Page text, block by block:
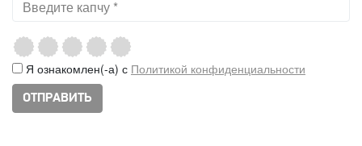
Я ознакомлен(-а) с Политикой конфиденциальности